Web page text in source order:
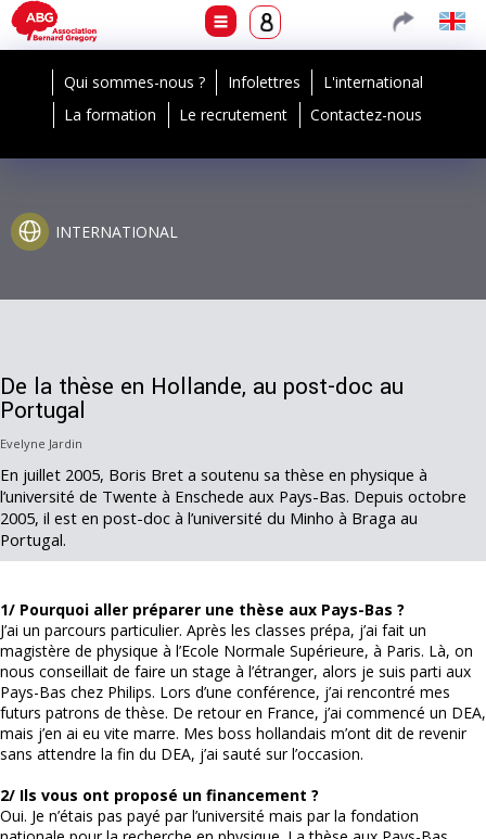
Qui sommes-nous ? Infolettres
L'international
La formation
Le recrutement Contactez-nous
INTERNATIONAL
De la thèse en Hollande, au post-doc au
Portugal
Evelyne Jardin
En juillet 2005, Boris Bret a soutenu sa thèse en physique à
l’université de Twente à Enschede aux Pays-Bas. Depuis octobre
2005, il est en post-doc à l’université du Minho à Braga au
Portugal.
1/ Pourquoi aller préparer une thèse aux Pays-Bas ?
J’ai un parcours particulier. Après les classes prépa, j’ai fait un
magistère de physique à l’Ecole Normale Supérieure, à Paris. Là, on
nous conseillait de faire un stage à l’étranger, alors je suis parti aux
Pays-Bas chez Philips. Lors d’une conférence, j’ai rencontré mes
futurs patrons de thèse. De retour en France, j’ai commencé un DEA,
mais j’en ai eu vite marre. Mes boss hollandais m’ont dit de revenir
sans attendre la fin du DEA, j’ai sauté sur l’occasion.
2/ Ils vous ont proposé un financement ?
Oui. Je n’étais pas payé par l’université mais par la fondation